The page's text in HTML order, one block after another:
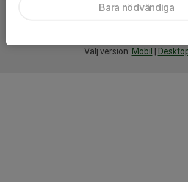
Välj version: Mobil
Bara nödvändiga